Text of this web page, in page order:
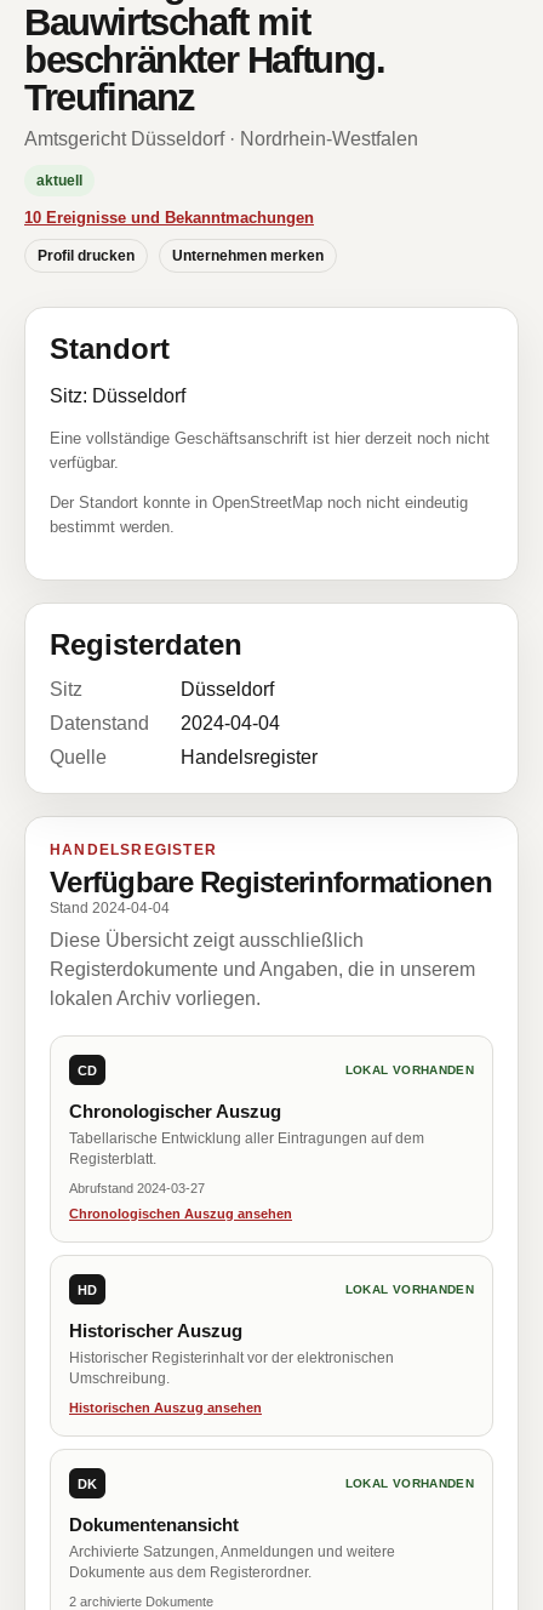
Bauwirtschaft mit
beschränkter Haftung.
Treufinanz
Amtsgericht Düsseldorf · Nordrhein-Westfalen
aktuell
10 Ereignisse und Bekanntmachungen
Profil drucken Unternehmen merken
Standort
Sitz: Düsseldorf
Eine vollständige Geschäftsanschrift ist hier derzeit noch nicht
verfügbar.
Der Standort konnte in OpenStreetMap noch nicht eindeutig
bestimmt werden.
Registerdaten
Sitz
Düsseldorf
Datenstand
2024-04-04
Quelle
Handelsregister
HANDELSREGISTER
Verfügbare Registerinformationen
Stand 2024-04-04
Diese Übersicht zeigt ausschließlich
Registerdokumente und Angaben, die in unserem
lokalen Archiv vorliegen.
CD LOKAL VORHANDEN
Chronologischer Auszug
Tabellarische Entwicklung aller Eintragungen auf dem
Registerblatt.
Abrufstand 2024-03-27
Chronologischen Auszug ansehen
HD LOKAL VORHANDEN
Historischer Auszug
Historischer Registerinhalt vor der elektronischen
Umschreibung.
Historischen Auszug ansehen
DK LOKAL VORHANDEN
Dokumentenansicht
Archivierte Satzungen, Anmeldungen und weitere
Dokumente aus dem Registerordner.
2 archivierte Dokumente